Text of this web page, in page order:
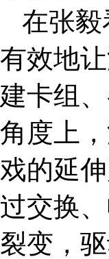
在张
有效地
建卡组
角度上
戏的延
过交换
裂变，